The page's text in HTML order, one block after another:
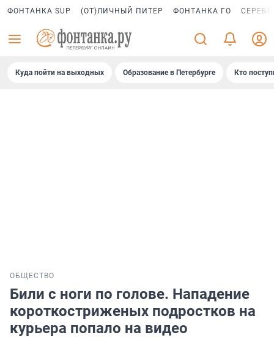
ФОНТАНКА SUP (ОТ)ЛИЧНЫЙ ПИТЕР ФОНТАНКА ГО
Куда пойти на выходных Образование в Петербурге Кто
ОБЩЕСТВО
Били с ноги по голове. Нападение
короткостриженых подростков на
курьера попало на видео